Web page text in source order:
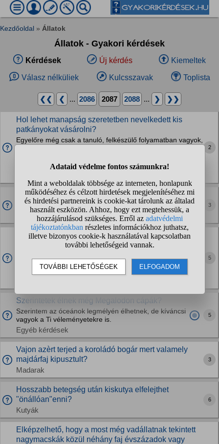
Kezdőoldal » Állatok
Állatok - Gyakori kérdések
Kérdések Új kérdés Kiemeltek
Válasz nélküliek Kulcsszavak Toplista
❮❮ ❮ ... 2086 2087 2088 ... ❯ ❯❯
Hol lehet manapság szeretetben nevelkedett kis
patkányokat vásárolni?
Egyelőre még csak a tanuló, felkészülő folyamatban vagyok,
van (van olyan ezek közül,...
2
Milyen veszélyek leselkedhetnek egy macskára egy
istállóban?
Macskák
3
A munkalovasoknak mennyit fizetnek?
Ha betöltöttem a 18-at, szeretnék elmenni munkalovasnak,
(akikről azt hallottam, hogy elég jófejek) keres
munkalovasokat, bejelentett munkaidővel, akár...
5
Szerintetek élnek még Megalodon cápák?
Szerintem az óceánok legmélyén élhetnek, de kíváncsi
vagyok a Ti véleményetekre is.
Egyéb kérdések
5
Vajon azèrt terjed a koroládó bogár mert valamely
majdárfaj kipusztult?
Madarak
3
Hosszabb betegség után kiskutya elfelejthet
"önállóan"enni?
Kutyák
6
Elképzelhető, hogy a most még vadállatnak tekintett
nagymacskák közül néhány faj évszázadok vagy